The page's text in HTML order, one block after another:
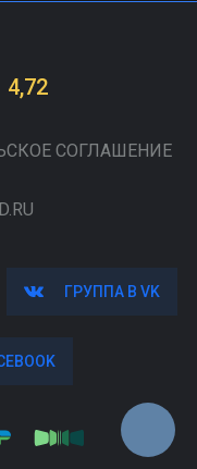
4,72
СОГЛАШЕНИЕ
ГРУППА В VK
ГРУППА В VK